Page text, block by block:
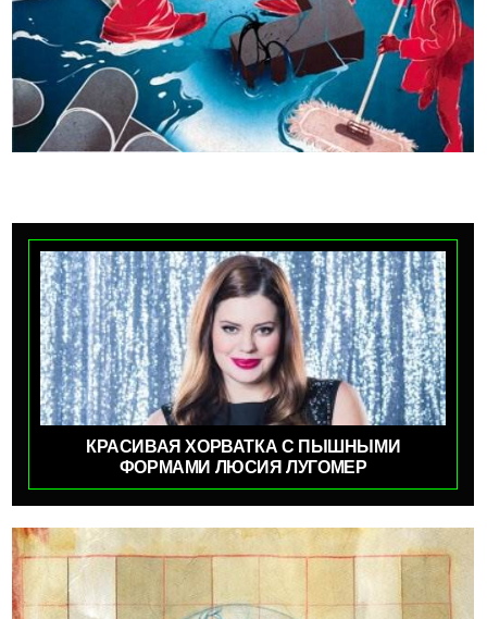
КРАСИВАЯ ХОРВАТКА С ПЫШНЫМИ
ФОРМАМИ ЛЮСИЯ ЛУГОМЕР